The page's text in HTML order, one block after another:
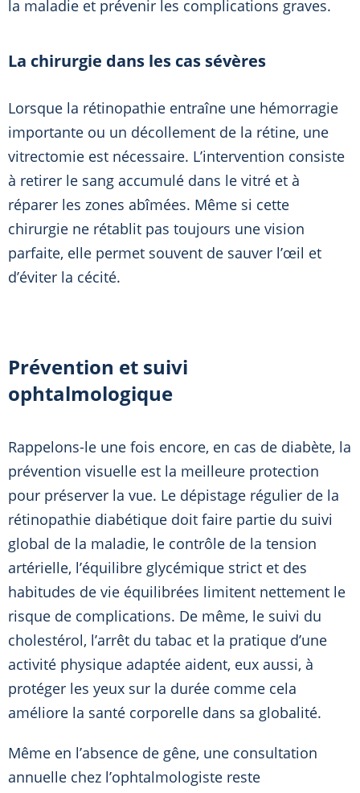
la maladie et prévenir les complications graves.
La chirurgie dans les cas sévères
Lorsque la rétinopathie entraîne une hémorragie
importante ou un décollement de la rétine, une
vitrectomie est nécessaire. L’intervention consiste
à retirer le sang accumulé dans le vitré et à
réparer les zones abîmées. Même si cette
chirurgie ne rétablit pas toujours une vision
parfaite, elle permet souvent de sauver l’œil et
d’éviter la cécité.
Prévention et suivi
ophtalmologique
Rappelons-le une fois encore, en cas de diabète, la
prévention visuelle est la meilleure protection
pour préserver la vue. Le dépistage régulier de la
rétinopathie diabétique doit faire partie du suivi
global de la maladie, le contrôle de la tension
artérielle, l’équilibre glycémique strict et des
habitudes de vie équilibrées limitent nettement le
risque de complications. De même, le suivi du
cholestérol, l’arrêt du tabac et la pratique d’une
activité physique adaptée aident, eux aussi, à
protéger les yeux sur la durée comme cela
améliore la santé corporelle dans sa globalité.
Même en l’absence de gêne, une consultation
annuelle chez l’ophtalmologiste reste